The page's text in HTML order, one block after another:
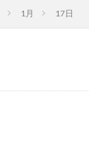
1月 17日